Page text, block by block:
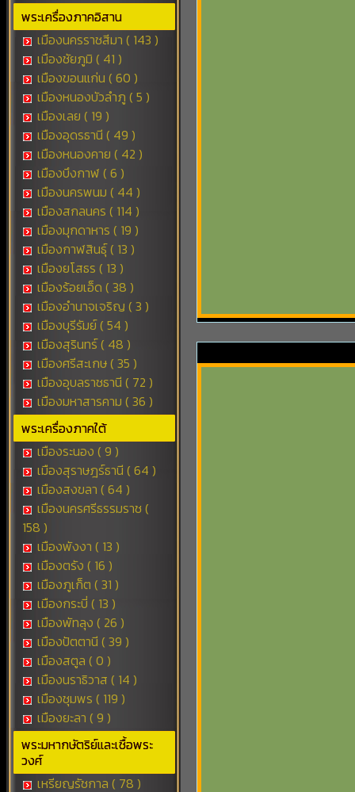
พระเครื่องภาคอิสาน
เมืองนครราชสีมา ( 143 )
เมืองชัยภูมิ ( 41 )
เมืองขอนแก่น ( 60 )
เมืองหนองบัวลำภู ( 5 )
เมืองเลย ( 19 )
เมืองอุดรธานี ( 49 )
เมืองหนองคาย ( 42 )
เมืองบึงกาฬ ( 6 )
เมืองนครพนม ( 44 )
เมืองสกลนคร ( 114 )
เมืองมุกดาหาร ( 19 )
เมืองกาฬสินธุ์ ( 13 )
เมืองยโสธร ( 13 )
เมืองร้อยเอ็ด ( 38 )
เมืองอำนาจเจริญ ( 3 )
เมืองบุรีรัมย์ ( 54 )
เมืองสุรินทร์ ( 48 )
เมืองศรีสะเกษ ( 35 )
เมืองอุบลราชธานี ( 72 )
เมืองมหาสารคาม ( 36 )
พระเครื่องภาคใต้
เมืองระนอง ( 9 )
เมืองสุราษฎร์ธานี ( 64 )
เมืองสงขลา ( 64 )
เมืองนครศรีธรรมราช (
158 )
เมืองพังงา ( 13 )
เมืองตรัง ( 16 )
เมืองภูเก็ต ( 31 )
เมืองกระบี่ ( 13 )
เมืองพัทลุง ( 26 )
เมืองปัตตานี ( 39 )
เมืองสตูล ( 0 )
เมืองนราธิวาส ( 14 )
เมืองชุมพร ( 119 )
เมืองยะลา ( 9 )
พระมหากษัตริย์และเชื้อพระ
วงศ์
เหรียญรัชกาล ( 78 )